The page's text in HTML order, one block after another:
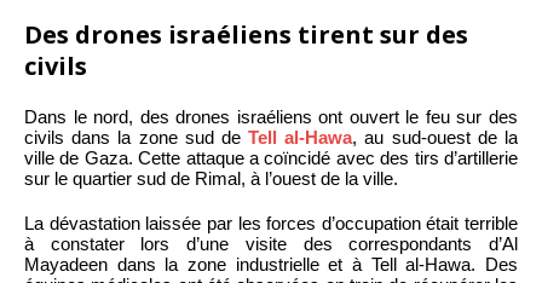
Des drones israéliens tirent sur des
civils
Dans le nord, des drones israéliens ont ouvert le feu sur des
civils dans la zone sud deTell al-Hawa, au sud-ouest de la
ville de Gaza. Cette attaque a coïncidé avec des tirs d’artillerie
sur le quartier sud de Rimal, à l’ouest de la ville.
La dévastation laissée par les forces d’occupation était terrible
à constater lors d’une visite des correspondants d’Al
Mayadeen dans la zone industrielle et à Tell al-Hawa. Des